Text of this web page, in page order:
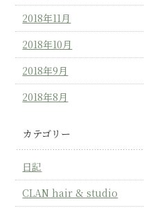
2018年11月
2018年10月
2018年9月
2018年8月
カテゴリー
日記
CLAN hair & studio